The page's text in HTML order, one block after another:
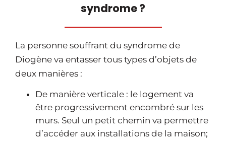
syndrome ?
La personne souffrant du syndrome de
Diogène va entasser tous types d’objets de
deux manières :
De manière verticale : le logement va
être progressivement encombré sur les
murs. Seul un petit chemin va permettre
d’accéder aux installations de la maison;